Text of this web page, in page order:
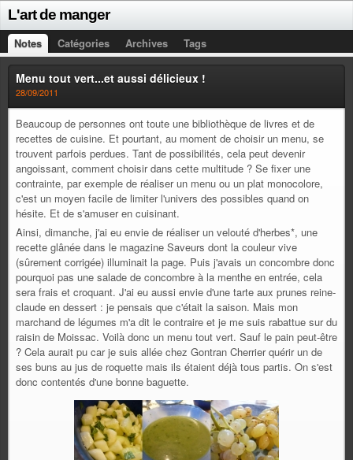
L'art de manger
Notes Catégories Archives Tags
Menu tout vert...et aussi délicieux !
28/09/2011
Beaucoup de personnes ont toute une bibliothèque de livres et de
recettes de cuisine. Et pourtant, au moment de choisir un menu, se
trouvent parfois perdues. Tant de possibilités, cela peut devenir
angoissant, comment choisir dans cette multitude ? Se fixer une
contrainte, par exemple de réaliser un menu ou un plat monocolore,
c'est un moyen facile de limiter l'univers des possibles quand on
hésite. Et de s'amuser en cuisinant.
Ainsi, dimanche, j'ai eu envie de réaliser un velouté d'herbes*, une
recette glânée dans le magazine Saveurs dont la couleur vive
(sûrement corrigée) illuminait la page. Puis j'avais un concombre donc
pourquoi pas une salade de concombre à la menthe en entrée, cela
sera frais et croquant. J'ai eu aussi envie d'une tarte aux prunes reine-
claude en dessert : je pensais que c'était la saison. Mais mon
marchand de légumes m'a dit le contraire et je me suis rabattue sur du
raisin de Moissac. Voilà donc un menu tout vert. Sauf le pain peut-être
? Cela aurait pu car je suis allée chez Gontran Cherrier quérir un de
ses buns au jus de roquette mais ils étaient déjà tous partis. On s'est
donc contentés d'une bonne baguette.